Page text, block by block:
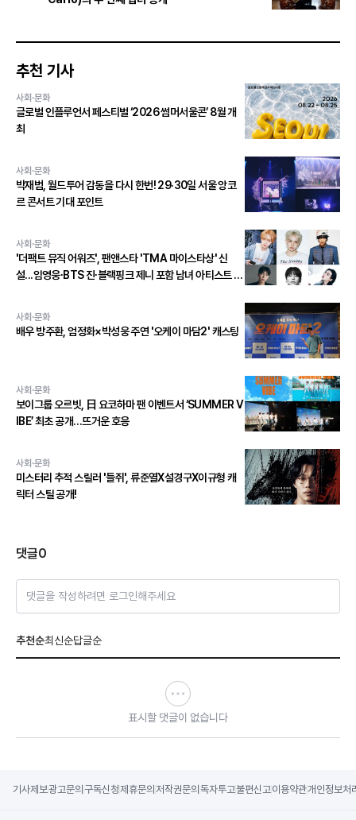
추천 기사
사회·문화
글로벌 인플루언서 페스티벌 ‘2026 썸머서울콘’ 8월 개
최
사회·문화
박재범, 월드투어 감동을 다시 한번! 29·30일 서울 앙코
르 콘서트 기대 포인트
사회·문화
'더팩트 뮤직 어워즈', 팬앤스타 'TMA 마이스타상' 신
설...임영웅∙BTS 진∙블랙핑크 제니 포함 남녀 아티스트 상
사회·문화
배우 방주환, 엄정화×박성웅 주연 '오케이 마담2' 캐스팅
사회·문화
보이그룹 오르빗, 日 요코하마 팬 이벤트서 ‘SUMMER V
IBE’ 최초 공개…뜨거운 호응
사회·문화
미스터리 추적 스릴러 '들쥐', 류준열X설경구X이규형 캐
릭터 스틸 공개!
댓글0
댓글을 작성하려면 로그인해주세요
추천순최신순답글순
표시할 댓글이 없습니다
기사제보광고문의 구독신청제휴문의 저작권문의 독자투고불편신고이용약관개인정보처